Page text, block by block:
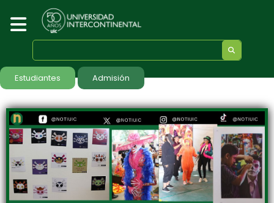
Estudiantes Admisión